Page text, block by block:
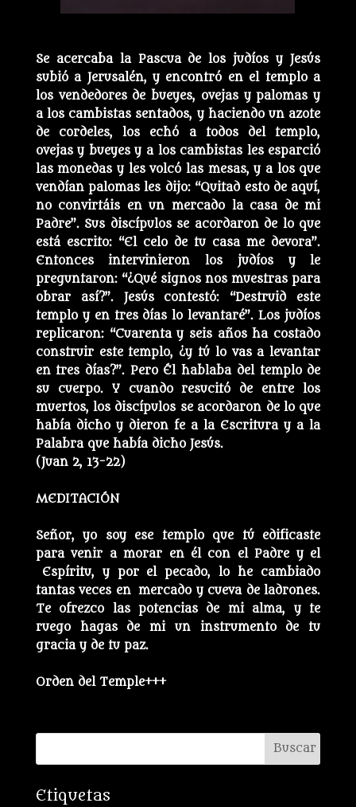
Se acercaba la Pascua de los judíos y Jesús
subió a Jerusalén, y encontró en el templo a
los vendedores de bueyes, ovejas y palomas y
a los cambistas sentados, y haciendo un azote
de cordeles, los echó a todos del templo,
ovejas y bueyes y a los cambistas les esparció
las monedas y les volcó las mesas, y a los que
vendían palomas les dijo: “Quitad esto de aquí,
no convirtáis en un mercado la casa de mi
Padre”. Sus discípulos se acordaron de lo que
está escrito: “El celo de tu casa me devora”.
Entonces intervinieron los judíos y le
preguntaron: “¿Qué signos nos muestras para
obrar así?”. Jesús contestó: “Destruid este
templo y en tres días lo levantaré”. Los judíos
replicaron: “Cuarenta y seis años ha costado
construir este templo, ¿y tú lo vas a levantar
en tres días?”. Pero Él hablaba del templo de
su cuerpo. Y cuando resucitó de entre los
muertos, los discípulos se acordaron de lo que
había dicho y dieron fe a la Escritura y a la
Palabra que había dicho Jesús.
(Juan 2, 13-22)
MEDITACIÓN
Señor, yo soy ese templo que tú edificaste
para venir a morar en él con el Padre y el
Espíritu, y por el pecado, lo he cambiado
tantas veces en mercado y cueva de ladrones.
Te ofrezco las potencias de mi alma, y te
ruego hagas de mi un instrumento de tu
gracia y de tu paz.
Orden del Temple+++
Etiquetas